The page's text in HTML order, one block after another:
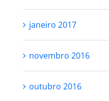
janeiro 2017
novembro 2016
outubro 2016